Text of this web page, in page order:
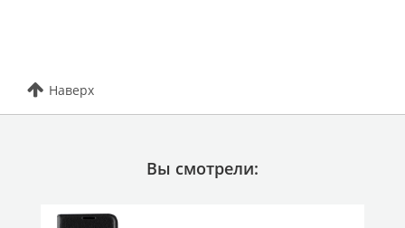
Наверх
Вы смотрели: